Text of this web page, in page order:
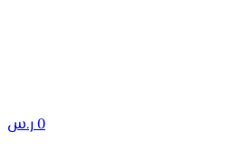
0ر.س